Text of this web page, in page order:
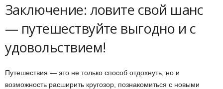
Заключение: ловите свой шанс
— путешествуйте выгодно и с
удовольствием!
Путешествия — это не только способ отдохнуть, но и
возможность расширить кругозор, познакомиться с новыми